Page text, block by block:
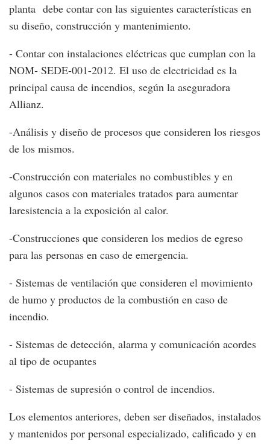
planta debe contar con las siguientes características en
su diseño, construcción y mantenimiento.
- Contar con instalaciones eléctricas que cumplan con la
NOM- SEDE-001-2012. El uso de electricidad es la
principal causa de incendios, según la aseguradora
Allianz.
-Análisis y diseño de procesos que consideren los riesgos
de los mismos.
-Construcción con materiales no combustibles y en
algunos casos con materiales tratados para aumentar
laresistencia a la exposición al calor.
-Construcciones que consideren los medios de egreso
para las personas en caso de emergencia.
- Sistemas de ventilación que consideren el movimiento
de humo y productos de la combustión en caso de
incendio.
- Sistemas de detección, alarma y comunicación acordes
al tipo de ocupantes
- Sistemas de supresión o control de incendios.
Los elementos anteriores, deben ser diseñados, instalados
y mantenidos por personal especializado, calificado y en